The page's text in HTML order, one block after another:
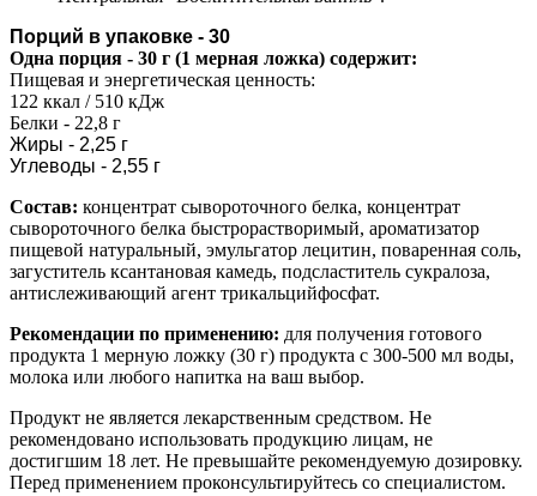
Порций в упаковке - 30
Одна порция - 30 г (1 мерная ложка) содержит:
Пищевая и энергетическая ценность:
122 ккал / 510 кДж
Белки - 22,8 г
Жиры - 2,25 г
Углеводы - 2,55 г
Состав: концентрат сывороточного белка, концентрат
сывороточного белка быстрорастворимый, ароматизатор
пищевой натуральный, эмульгатор лецитин, поваренная соль,
загуститель ксантановая камедь, подсластитель сукралоза,
антислеживающий агент трикальцийфосфат.
Рекомендации по применению: для получения готового
продукта 1 мерную ложку (30 г) продукта с 300-500 мл воды,
молока или любого напитка на ваш выбор.
Продукт не является лекарственным средством. Не
рекомендовано использовать продукцию лицам, не
достигшим 18 лет. Не превышайте рекомендуемую дозировку.
Перед применением проконсультируйтесь со специалистом.